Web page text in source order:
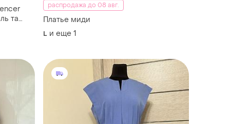
та
распродажа до 08 авг.
Платье миди
L и еще 1